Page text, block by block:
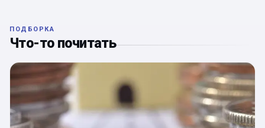
ПОДБОРКА
Что-то почитать